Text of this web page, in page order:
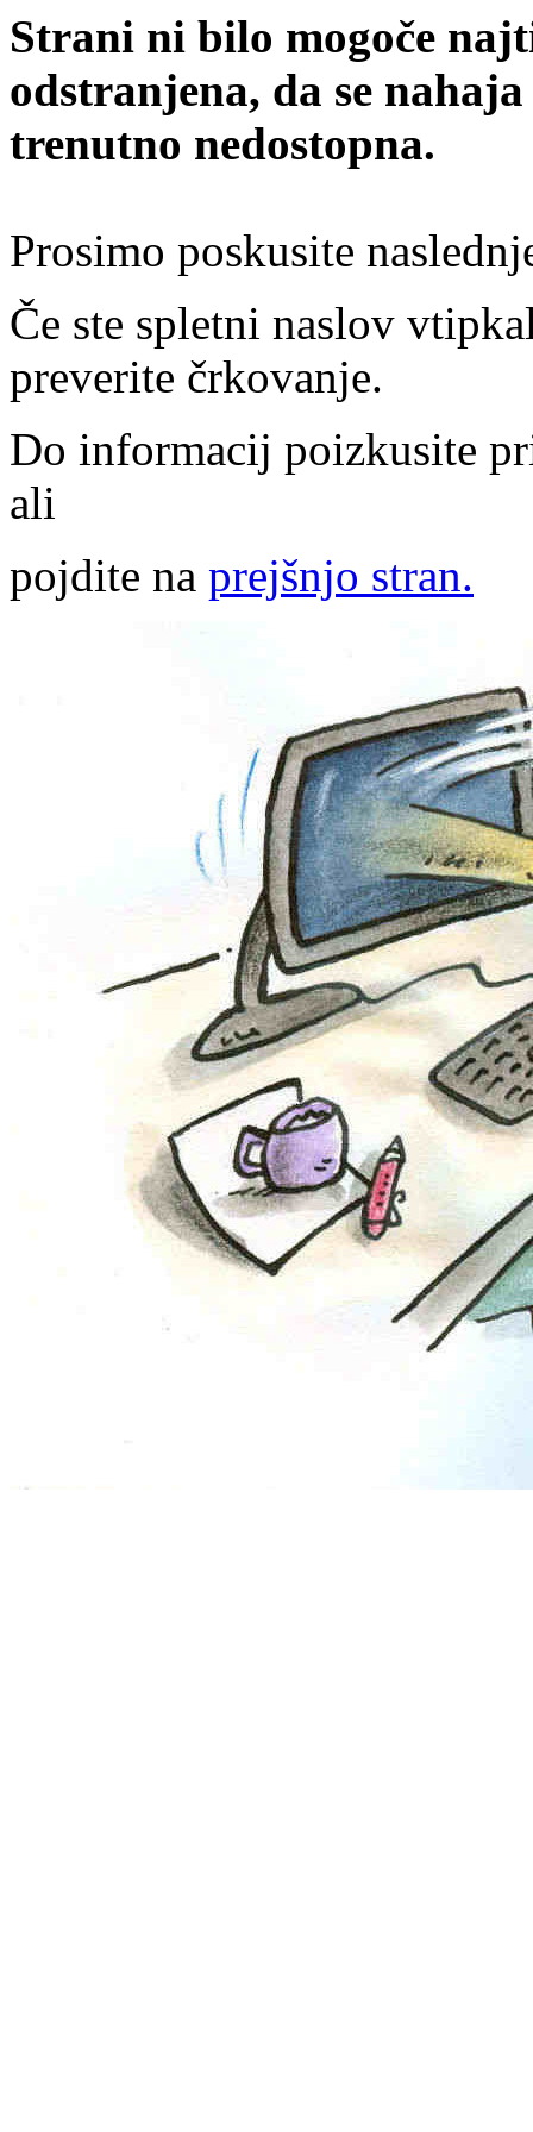
Strani ni bilo mogoče
odstranjena, da se
trenutno nedostopna.
Prosimo poskusite
Če ste spletni naslov
preverite črkovanje.
Do informacij poizkusite
ali
pojdite na prejšnjo stran.